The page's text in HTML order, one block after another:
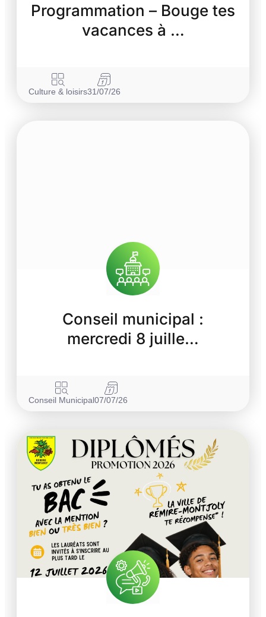
Programmation – Bouge tes
vacances à …
Culture & loisirs31/07/26
Conseil municipal :
mercredi 8 juille…
Conseil Municipal07/07/26